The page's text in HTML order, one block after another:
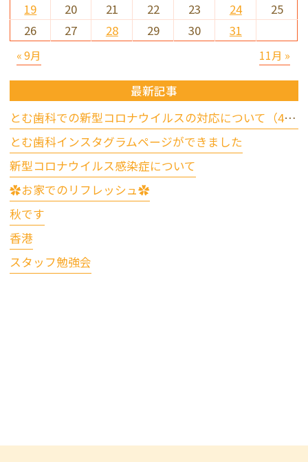
« 9月 11月 »
19
20 21 22 23 24
25
26
27 28 29 30 31
最新記事
とむ歯科での新型コロナウイルスの対応について（4/17更新）
とむ歯科インスタグラムページができました
新型コロナウイルス感染症について
✿お家でのリフレッシュ✿
秋です
香港
スタッフ勉強会